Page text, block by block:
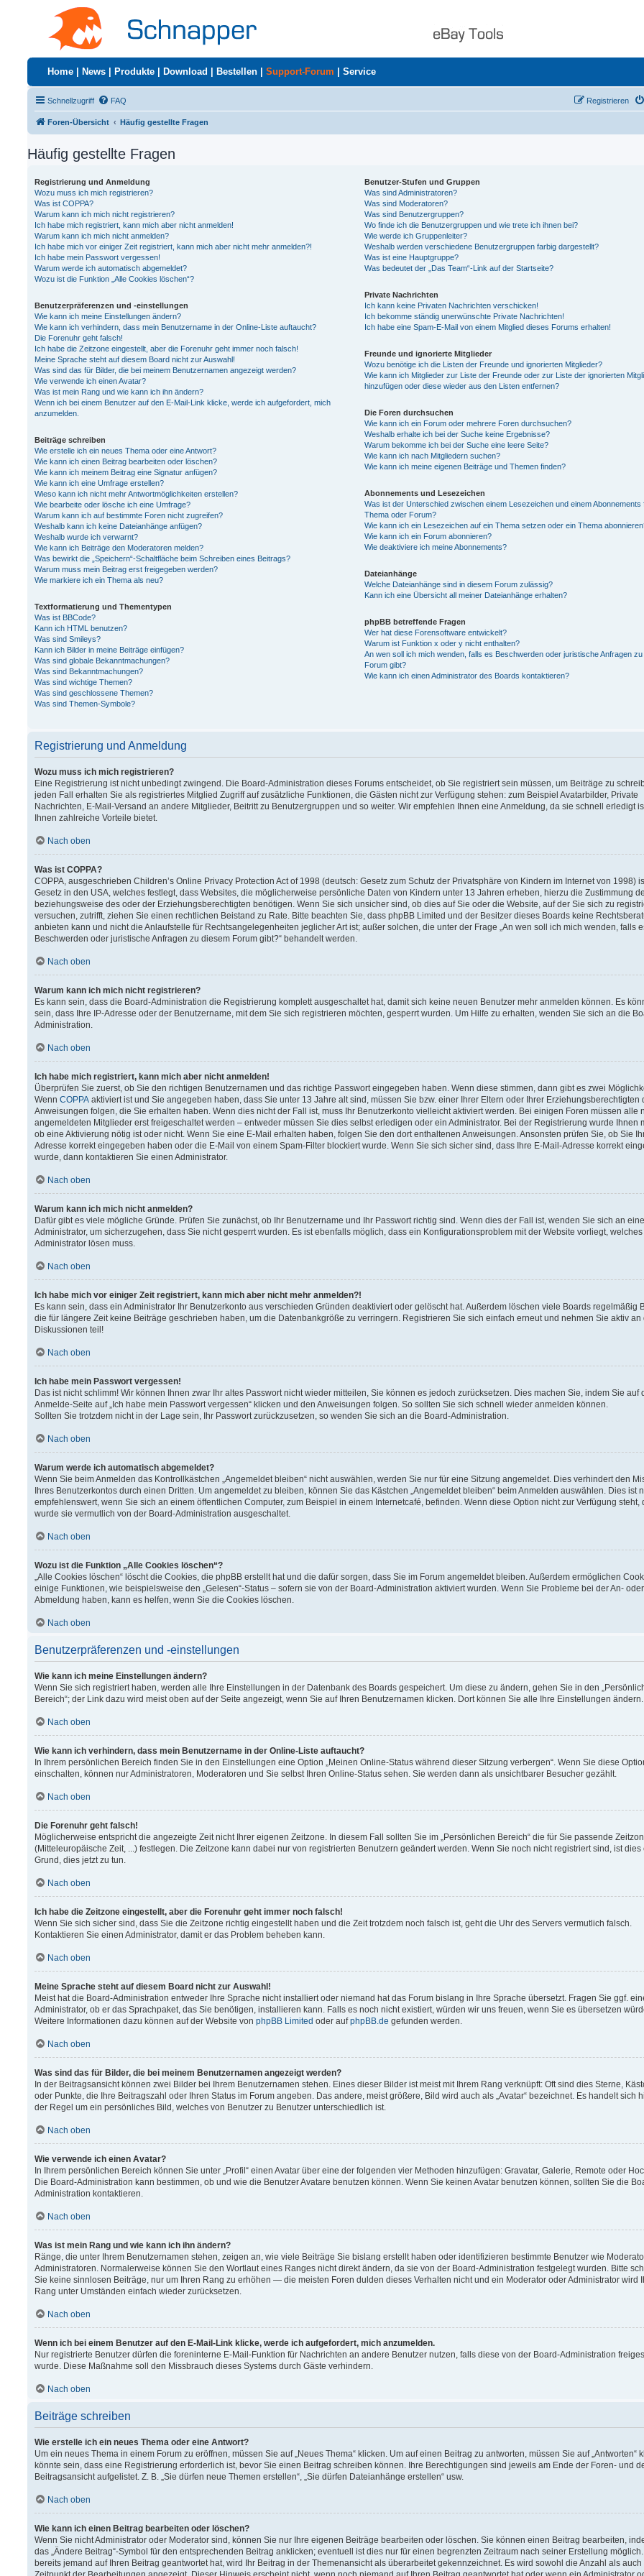
Home News Produkte Download Bestellen Support-Forum Service
Schnellzugriff FAQ Registrieren
Foren-Übersicht Häufig gestellte Fragen
Häufig gestellte Fragen
Registrierung und Anmeldung
Wozu muss ich mich registrieren?
Was ist COPPA?
Warum kann ich mich nicht registrieren?
Ich habe mich registriert, kann mich aber nicht anmelden!
Warum kann ich mich nicht anmelden?
Ich habe mich vor einiger Zeit registriert, kann mich aber nicht mehr anmelden?!
Ich habe mein Passwort vergessen!
Warum werde ich automatisch abgemeldet?
Wozu ist die Funktion „Alle Cookies löschen“?
Benutzerpräferenzen und -einstellungen
Wie kann ich meine Einstellungen ändern?
Wie kann ich verhindern, dass mein Benutzername in der Online-Liste auftaucht?
Die Forenuhr geht falsch!
Ich habe die Zeitzone eingestellt, aber die Forenuhr geht immer noch falsch!
Meine Sprache steht auf diesem Board nicht zur Auswahl!
Was sind das für Bilder, die bei meinem Benutzernamen angezeigt werden?
Wie verwende ich einen Avatar?
Was ist mein Rang und wie kann ich ihn ändern?
Wenn ich bei einem Benutzer auf den E-Mail-Link klicke, werde ich aufgefordert, mich
anzumelden.
Beiträge schreiben
Wie erstelle ich ein neues Thema oder eine Antwort?
Wie kann ich einen Beitrag bearbeiten oder löschen?
Wie kann ich meinem Beitrag eine Signatur anfügen?
Wie kann ich eine Umfrage erstellen?
Wieso kann ich nicht mehr Antwortmöglichkeiten erstellen?
Wie bearbeite oder lösche ich eine Umfrage?
Warum kann ich auf bestimmte Foren nicht zugreifen?
Weshalb kann ich keine Dateianhänge anfügen?
Weshalb wurde ich verwarnt?
Wie kann ich Beiträge den Moderatoren melden?
Was bewirkt die „Speichern“-Schaltfläche beim Schreiben eines Beitrags?
Warum muss mein Beitrag erst freigegeben werden?
Wie markiere ich ein Thema als neu?
Textformatierung und Thementypen
Was ist BBCode?
Kann ich HTML benutzen?
Was sind Smileys?
Kann ich Bilder in meine Beiträge einfügen?
Was sind globale Bekanntmachungen?
Was sind Bekanntmachungen?
Was sind wichtige Themen?
Was sind geschlossene Themen?
Was sind Themen-Symbole?
Benutzer-Stufen und Gruppen
Was sind Administratoren?
Was sind Moderatoren?
Was sind Benutzergruppen?
Wo finde ich die Benutzergruppen und wie trete ich ihnen bei?
Wie werde ich Gruppenleiter?
Weshalb werden verschiedene Benutzergruppen farbig dargestellt?
Was ist eine Hauptgruppe?
Was bedeutet der „Das Team“-Link auf der Startseite?
Private Nachrichten
Ich kann keine Privaten Nachrichten verschicken!
Ich bekomme ständig unerwünschte Private Nachrichten!
Ich habe eine Spam-E-Mail von einem Mitglied dieses Forums erhalten!
Freunde und ignorierte Mitglieder
Wozu benötige ich die Listen der Freunde und ignorierten Mitglieder?
Wie kann ich Mitglieder zur Liste der Freunde oder zur Liste der ignorierten
hinzufügen oder diese wieder aus den Listen entfernen?
Die Foren durchsuchen
Wie kann ich ein Forum oder mehrere Foren durchsuchen?
Weshalb erhalte ich bei der Suche keine Ergebnisse?
Warum bekomme ich bei der Suche eine leere Seite?
Wie kann ich nach Mitgliedern suchen?
Wie kann ich meine eigenen Beiträge und Themen finden?
Abonnements und Lesezeichen
Was ist der Unterschied zwischen einem Lesezeichen und einem Abonnements
Thema oder Forum?
Wie kann ich ein Lesezeichen auf ein Thema setzen oder ein Thema
Wie kann ich ein Forum abonnieren?
Wie deaktiviere ich meine Abonnements?
Dateianhänge
Welche Dateianhänge sind in diesem Forum zulässig?
Kann ich eine Übersicht all meiner Dateianhänge erhalten?
phpBB betreffende Fragen
Wer hat diese Forensoftware entwickelt?
Warum ist Funktion x oder y nicht enthalten?
An wen soll ich mich wenden, falls es Beschwerden oder juristische Anfragen
Forum gibt?
Wie kann ich einen Administrator des Boards kontaktieren?
Registrierung und Anmeldung
Wozu muss ich mich registrieren?
Eine Registrierung ist nicht unbedingt zwingend. Die Board-Administration dieses Forums entscheidet, ob Sie registriert sein müssen, um Beiträge zu
jeden Fall erhalten Sie als registriertes Mitglied Zugriff auf zusätzliche Funktionen, die Gästen nicht zur Verfügung stehen: zum Beispiel Avatarbilder, Private
Nachrichten, E-Mail-Versand an andere Mitglieder, Beitritt zu Benutzergruppen und so weiter. Wir empfehlen Ihnen eine Anmeldung, da sie schnell erledigt
Ihnen zahlreiche Vorteile bietet.
Nach oben
Was ist COPPA?
COPPA, ausgeschrieben Children’s Online Privacy Protection Act of 1998 (deutsch: Gesetz zum Schutz der Privatsphäre von Kindern im Internet von 1998)
Gesetz in den USA, welches festlegt, dass Websites, die möglicherweise persönliche Daten von Kindern unter 13 Jahren erheben, hierzu die Zustimmung
beziehungsweise des oder der Erziehungsberechtigten benötigen. Wenn Sie sich unsicher sind, ob dies auf Sie oder die Website, auf der Sie sich zu
versuchen, zutrifft, ziehen Sie einen rechtlichen Beistand zu Rate. Bitte beachten Sie, dass phpBB Limited und der Besitzer dieses Boards keine
anbieten kann und nicht die Anlaufstelle für Rechtsangelegenheiten jeglicher Art ist; außer solchen, die unter der Frage „An wen soll ich mich wenden, falls
Beschwerden oder juristische Anfragen zu diesem Forum gibt?“ behandelt werden.
Nach oben
Warum kann ich mich nicht registrieren?
Es kann sein, dass die Board-Administration die Registrierung komplett ausgeschaltet hat, damit sich keine neuen Benutzer mehr anmelden können. Es
sein, dass Ihre IP-Adresse oder der Benutzername, mit dem Sie sich registrieren möchten, gesperrt wurden. Um Hilfe zu erhalten, wenden Sie sich an die
Administration.
Nach oben
Ich habe mich registriert, kann mich aber nicht anmelden!
Überprüfen Sie zuerst, ob Sie den richtigen Benutzernamen und das richtige Passwort eingegeben haben. Wenn diese stimmen, dann gibt es zwei
Wenn COPPA aktiviert ist und Sie angegeben haben, dass Sie unter 13 Jahre alt sind, müssen Sie bzw. einer Ihrer Eltern oder Ihrer Erziehungsberechtigten
Anweisungen folgen, die Sie erhalten haben. Wenn dies nicht der Fall ist, muss Ihr Benutzerkonto vielleicht aktiviert werden. Bei einigen Foren müssen alle
angemeldeten Mitglieder erst freigeschaltet werden – entweder müssen Sie dies selbst erledigen oder ein Administrator. Bei der Registrierung wurde Ihnen
ob eine Aktivierung nötig ist oder nicht. Wenn Sie eine E-Mail erhalten haben, folgen Sie den dort enthaltenen Anweisungen. Ansonsten prüfen Sie, ob Sie
Adresse korrekt eingegeben haben oder die E-Mail von einem Spam-Filter blockiert wurde. Wenn Sie sich sicher sind, dass Ihre E-Mail-Adresse korrekt
wurde, dann kontaktieren Sie einen Administrator.
Nach oben
Warum kann ich mich nicht anmelden?
Dafür gibt es viele mögliche Gründe. Prüfen Sie zunächst, ob Ihr Benutzername und Ihr Passwort richtig sind. Wenn dies der Fall ist, wenden Sie sich an
Administrator, um sicherzugehen, dass Sie nicht gesperrt wurden. Es ist ebenfalls möglich, dass ein Konfigurationsproblem mit der Website vorliegt, welches
Administrator lösen muss.
Nach oben
Ich habe mich vor einiger Zeit registriert, kann mich aber nicht mehr anmelden?!
Es kann sein, dass ein Administrator Ihr Benutzerkonto aus verschieden Gründen deaktiviert oder gelöscht hat. Außerdem löschen viele Boards regelmäßig
die für längere Zeit keine Beiträge geschrieben haben, um die Datenbankgröße zu verringern. Registrieren Sie sich einfach erneut und nehmen Sie aktiv an
Diskussionen teil!
Nach oben
Ich habe mein Passwort vergessen!
Das ist nicht schlimm! Wir können Ihnen zwar Ihr altes Passwort nicht wieder mitteilen, Sie können es jedoch zurücksetzen. Dies machen Sie, indem Sie auf
Anmelde-Seite auf „Ich habe mein Passwort vergessen“ klicken und den Anweisungen folgen. So sollten Sie sich schnell wieder anmelden können.
Sollten Sie trotzdem nicht in der Lage sein, Ihr Passwort zurückzusetzen, so wenden Sie sich an die Board-Administration.
Nach oben
Warum werde ich automatisch abgemeldet?
Wenn Sie beim Anmelden das Kontrollkästchen „Angemeldet bleiben“ nicht auswählen, werden Sie nur für eine Sitzung angemeldet. Dies verhindert den
Ihres Benutzerkontos durch einen Dritten. Um angemeldet zu bleiben, können Sie das Kästchen „Angemeldet bleiben“ beim Anmelden auswählen. Dies ist
empfehlenswert, wenn Sie sich an einem öffentlichen Computer, zum Beispiel in einem Internetcafé, befinden. Wenn diese Option nicht zur Verfügung steht,
wurde sie vermutlich von der Board-Administration ausgeschaltet.
Nach oben
Wozu ist die Funktion „Alle Cookies löschen“?
„Alle Cookies löschen“ löscht die Cookies, die phpBB erstellt hat und die dafür sorgen, dass Sie im Forum angemeldet bleiben. Außerdem ermöglichen
einige Funktionen, wie beispielsweise den „Gelesen“-Status – sofern sie von der Board-Administration aktiviert wurden. Wenn Sie Probleme bei der An- oder
Abmeldung haben, kann es helfen, wenn Sie die Cookies löschen.
Nach oben
Benutzerpräferenzen und -einstellungen
Wie kann ich meine Einstellungen ändern?
Wenn Sie sich registriert haben, werden alle Ihre Einstellungen in der Datenbank des Boards gespeichert. Um diese zu ändern, gehen Sie in den
Bereich“; der Link dazu wird meist oben auf der Seite angezeigt, wenn Sie auf Ihren Benutzernamen klicken. Dort können Sie alle Ihre Einstellungen ändern.
Nach oben
Wie kann ich verhindern, dass mein Benutzername in der Online-Liste auftaucht?
In Ihrem persönlichen Bereich finden Sie in den Einstellungen eine Option „Meinen Online-Status während dieser Sitzung verbergen“. Wenn Sie diese
einschalten, können nur Administratoren, Moderatoren und Sie selbst Ihren Online-Status sehen. Sie werden dann als unsichtbarer Besucher gezählt.
Nach oben
Die Forenuhr geht falsch!
Möglicherweise entspricht die angezeigte Zeit nicht Ihrer eigenen Zeitzone. In diesem Fall sollten Sie im „Persönlichen Bereich“ die für Sie passende
(Mitteleuropäische Zeit, ...) festlegen. Die Zeitzone kann dabei nur von registrierten Benutzern geändert werden. Wenn Sie noch nicht registriert sind, ist dies
Grund, dies jetzt zu tun.
Nach oben
Ich habe die Zeitzone eingestellt, aber die Forenuhr geht immer noch falsch!
Wenn Sie sich sicher sind, dass Sie die Zeitzone richtig eingestellt haben und die Zeit trotzdem noch falsch ist, geht die Uhr des Servers vermutlich falsch.
Kontaktieren Sie einen Administrator, damit er das Problem beheben kann.
Nach oben
Meine Sprache steht auf diesem Board nicht zur Auswahl!
Meist hat die Board-Administration entweder Ihre Sprache nicht installiert oder niemand hat das Forum bislang in Ihre Sprache übersetzt. Fragen Sie ggf.
Administrator, ob er das Sprachpaket, das Sie benötigen, installieren kann. Falls es noch nicht existiert, würden wir uns freuen, wenn Sie es übersetzen
Weitere Informationen dazu können auf der Website von phpBB Limited oder aufphpBB.de gefunden werden.
Nach oben
Was sind das für Bilder, die bei meinem Benutzernamen angezeigt werden?
In der Beitragsansicht können zwei Bilder bei Ihrem Benutzernamen stehen. Eines dieser Bilder ist meist mit Ihrem Rang verknüpft: Oft sind dies Sterne,
oder Punkte, die Ihre Beitragszahl oder Ihren Status im Forum angeben. Das andere, meist größere, Bild wird auch als „Avatar“ bezeichnet. Es handelt sich
der Regel um ein persönliches Bild, welches von Benutzer zu Benutzer unterschiedlich ist.
Nach oben
Wie verwende ich einen Avatar?
In Ihrem persönlichen Bereich können Sie unter „Profil“ einen Avatar über eine der folgenden vier Methoden hinzufügen: Gravatar, Galerie, Remote oder
Die Board-Administration kann bestimmen, ob und wie die Benutzer Avatare benutzen können. Wenn Sie keinen Avatar benutzen können, sollten Sie die
Administration kontaktieren.
Nach oben
Was ist mein Rang und wie kann ich ihn ändern?
Ränge, die unter Ihrem Benutzernamen stehen, zeigen an, wie viele Beiträge Sie bislang erstellt haben oder identifizieren bestimmte Benutzer wie
Administratoren. Normalerweise können Sie den Wortlaut eines Ranges nicht direkt ändern, da sie von der Board-Administration festgelegt wurden. Bitte
Sie keine sinnlosen Beiträge, nur um Ihren Rang zu erhöhen — die meisten Foren dulden dieses Verhalten nicht und ein Moderator oder Administrator wird
Rang unter Umständen einfach wieder zurücksetzen.
Nach oben
Wenn ich bei einem Benutzer auf den E-Mail-Link klicke, werde ich aufgefordert, mich anzumelden.
Nur registrierte Benutzer dürfen die foreninterne E-Mail-Funktion für Nachrichten an andere Benutzer nutzen, falls diese von der Board-Administration
wurde. Diese Maßnahme soll den Missbrauch dieses Systems durch Gäste verhindern.
Nach oben
Beiträge schreiben
Wie erstelle ich ein neues Thema oder eine Antwort?
Um ein neues Thema in einem Forum zu eröffnen, müssen Sie auf „Neues Thema“ klicken. Um auf einen Beitrag zu antworten, müssen Sie auf „Antworten“
könnte sein, dass eine Registrierung erforderlich ist, bevor Sie einen Beitrag schreiben können. Ihre Berechtigungen sind jeweils am Ende der Foren- und
Beitragsansicht aufgelistet. Z. B. „Sie dürfen neue Themen erstellen“, „Sie dürfen Dateianhänge erstellen“ usw.
Nach oben
Wie kann ich einen Beitrag bearbeiten oder löschen?
Wenn Sie nicht Administrator oder Moderator sind, können Sie nur Ihre eigenen Beiträge bearbeiten oder löschen. Sie können einen Beitrag bearbeiten,
das „Ändere Beitrag“-Symbol für den entsprechenden Beitrag anklicken; eventuell ist dies nur für einen begrenzten Zeitraum nach seiner Erstellung
bereits jemand auf Ihren Beitrag geantwortet hat, wird Ihr Beitrag in der Themenansicht als überarbeitet gekennzeichnet. Es wird sowohl die Anzahl als auch